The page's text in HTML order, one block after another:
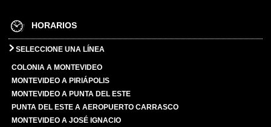
HORARIOS
SELECCIONE UNA LÍNEA
COLONIA A MONTEVIDEO
MONTEVIDEO A PIRIÁPOLIS
MONTEVIDEO A PUNTA DEL ESTE
PUNTA DEL ESTE A AEROPUERTO CARRASCO
MONTEVIDEO A JOSÉ IGNACIO